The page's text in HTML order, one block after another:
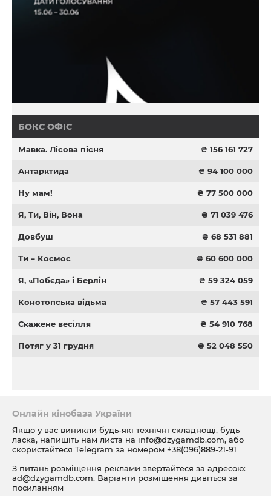
БОКС ОФІС
Мавка. Лісова пісня ₴ 156 161 727
Антарктида ₴ 94 100 000
Ну мам! ₴ 77 500 000
Я, Ти, Він, Вона ₴ 71 039 476
Довбуш ₴ 68 531 881
Ти – Космос ₴ 60 600 000
Я, «Побєда» і Берлін ₴ 59 324 059
Конотопська відьма ₴ 57 443 591
Скажене весілля ₴ 54 910 768
Потяг у 31 грудня ₴ 52 048 550
Онлайн кінобаза України
Якщо у вас виникли будь-які технічні складнощі, будь
ласка, напишіть нам листа на info@dzygamdb.com, або
скористайтеся Telegram за номером +38(096)889-21-91
З питань розміщення реклами звертайтеся за адресою:
ad@dzygamdb.com. Варіанти розміщення дивіться за
посиланням